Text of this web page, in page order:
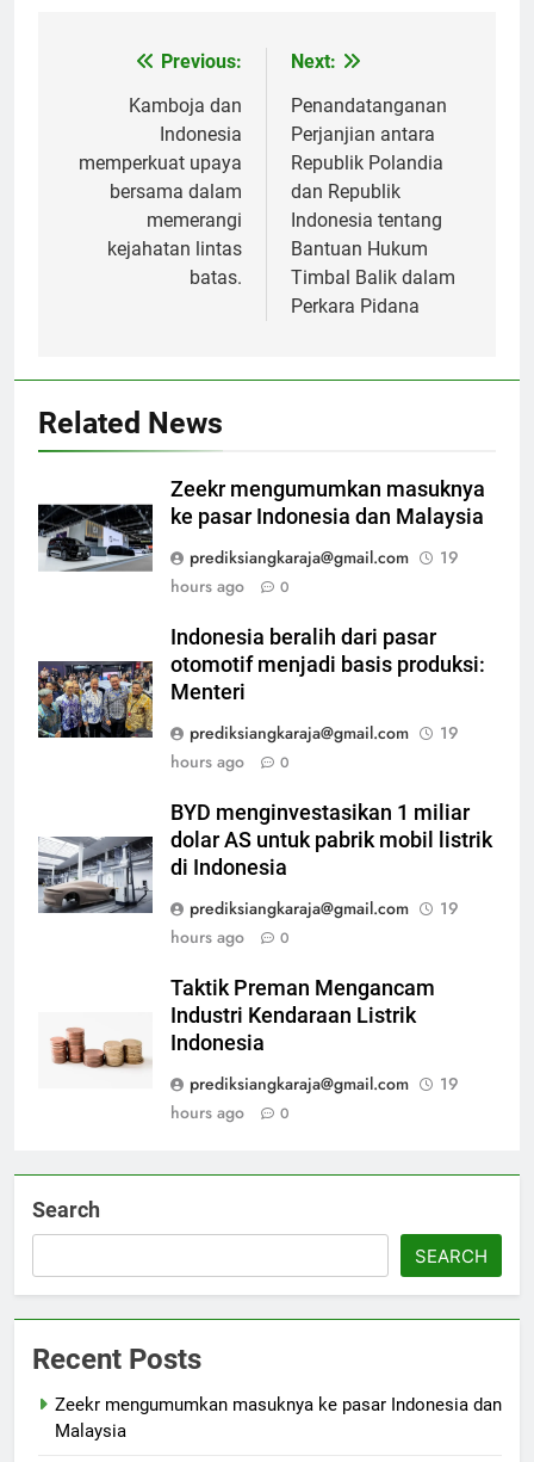
navigation
Previous:
Kamboja dan
Indonesia
memperkuat upaya
bersama dalam
memerangi
kejahatan lintas
batas.
Next:
Penandatanganan
Perjanjian antara
Republik Polandia
dan Republik
Indonesia tentang
Bantuan Hukum
Timbal Balik dalam
Perkara Pidana
Related News
Zeekr mengumumkan masuknya
ke pasar Indonesia dan Malaysia
prediksiangkaraja@gmail.com
19
hours ago
0
Indonesia beralih dari pasar
otomotif menjadi basis produksi:
Menteri
prediksiangkaraja@gmail.com
19
hours ago
0
BYD menginvestasikan 1 miliar
dolar AS untuk pabrik mobil listrik
di Indonesia
prediksiangkaraja@gmail.com
19
hours ago
0
Taktik Preman Mengancam
Industri Kendaraan Listrik
Indonesia
prediksiangkaraja@gmail.com
19
hours ago
0
Search
SEARCH
Recent Posts
Zeekr mengumumkan masuknya ke pasar Indonesia dan
Malaysia